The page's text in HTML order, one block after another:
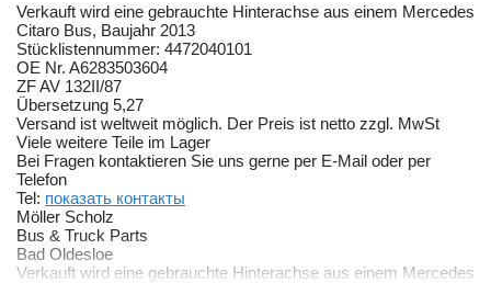
Verkauft wird eine gebrauchte Hinterachse aus einem Mercedes
Citaro Bus, Baujahr 2013
Stücklistennummer: 4472040101
OE Nr. A6283503604
ZF AV 132II/87
Übersetzung 5,27
Versand ist weltweit möglich. Der Preis ist netto zzgl. MwSt
Viele weitere Teile im Lager
Bei Fragen kontaktieren Sie uns gerne per E-Mail oder per
Telefon
Tel: показать контакты
Möller Scholz
Bus & Truck Parts
Bad Oldesloe
Verkauft wird eine gebrauchte Hinterachse aus einem Mercedes